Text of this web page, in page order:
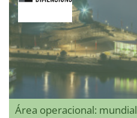
Área operacional: mundial